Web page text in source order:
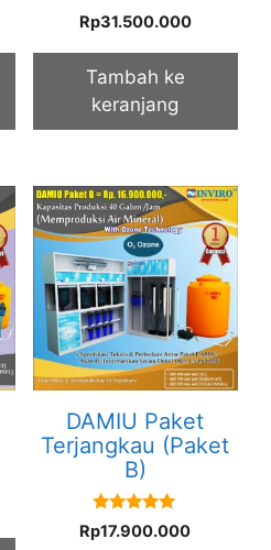
5.00
out of 5
Rp31.500.000
Tambah ke
keranjang
DAMIU Paket
Terjangkau (Paket
B)
5.00
out of 5
Rp17.900.000